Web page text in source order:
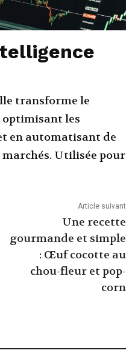
transforme le
les
en automatisant de
Utilisée pour
Article suivant
Une recette
gourmande et simple
: Œuf cocotte au
chou-fleur et pop-
corn